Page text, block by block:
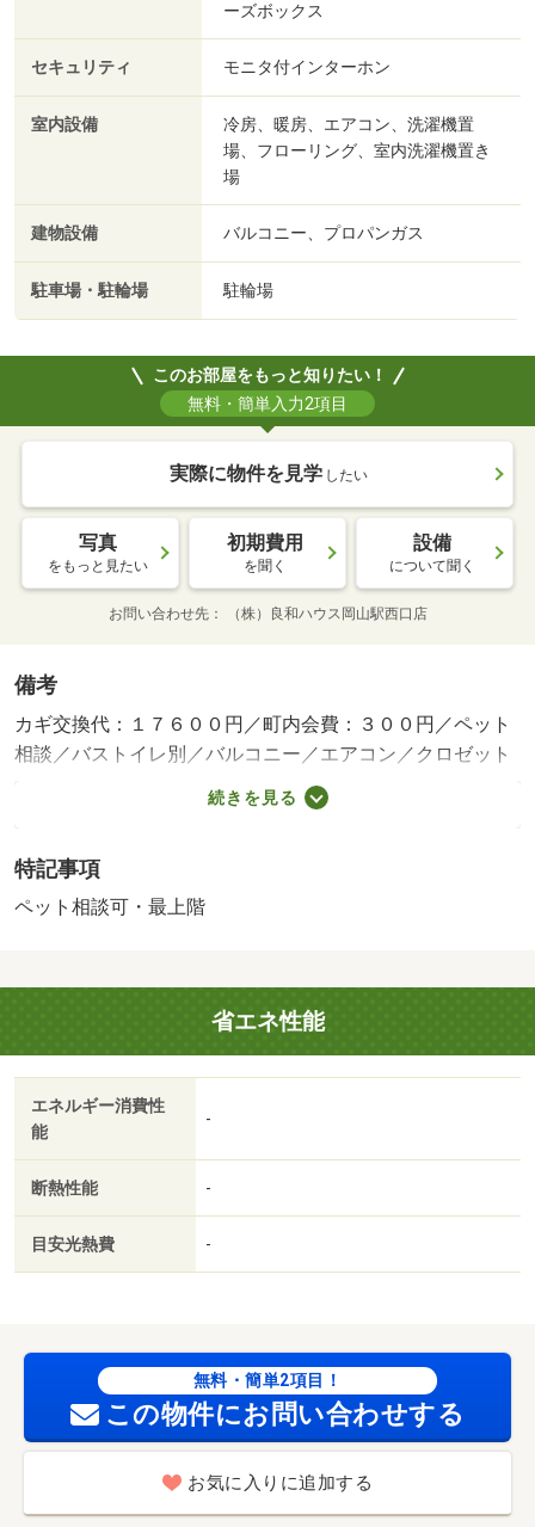
ーズボックス
セキュリティ モニタ付インターホン
室内設備
冷房、暖房、エアコン、洗濯機置
場、フローリング、室内洗濯機置き
場
建物設備 バルコニー、プロパンガス
駐車場・駐輪場 駐輪場
このお部屋をもっと知りたい！
無料・簡単入力2項目
実際に物件を見学 したい
写真
をもっと見たい
初期費用
を聞く
設備
について聞く
お問い合わせ先 （株）良和ハウス岡山駅西口店
備考
カギ交換代：１７６００円／町内会費：３００円／ペット
相談／バストイレ別／バルコニー／エアコン／クロゼット
／フローリング／ＴＶインターホン／室内洗濯置／シュー
ズボックス／南向き／温水洗浄便座／駐輪場／即入居可／
室／単身者相談／クッションフロア／２駅利用可／上階無
し／プロパンガス／南面バルコニー／岡山市立岡南小学校
で９０６ｍ／岡山県立岡山南高校（高校・高専）まで１２
０２ｍ／岡山市役所（役所）まで２７７４ｍ／岡山豊成郵
便局（郵便局）まで９２２ｍ
続きを見る
特記事項
ペット相談可・最上階
省エネ性能
エネルギー消費性
能
-
断熱性能 -
目安光熱費 -
無料・簡単2項目！
この物件にお問い合わせする
お気に入りに追加する